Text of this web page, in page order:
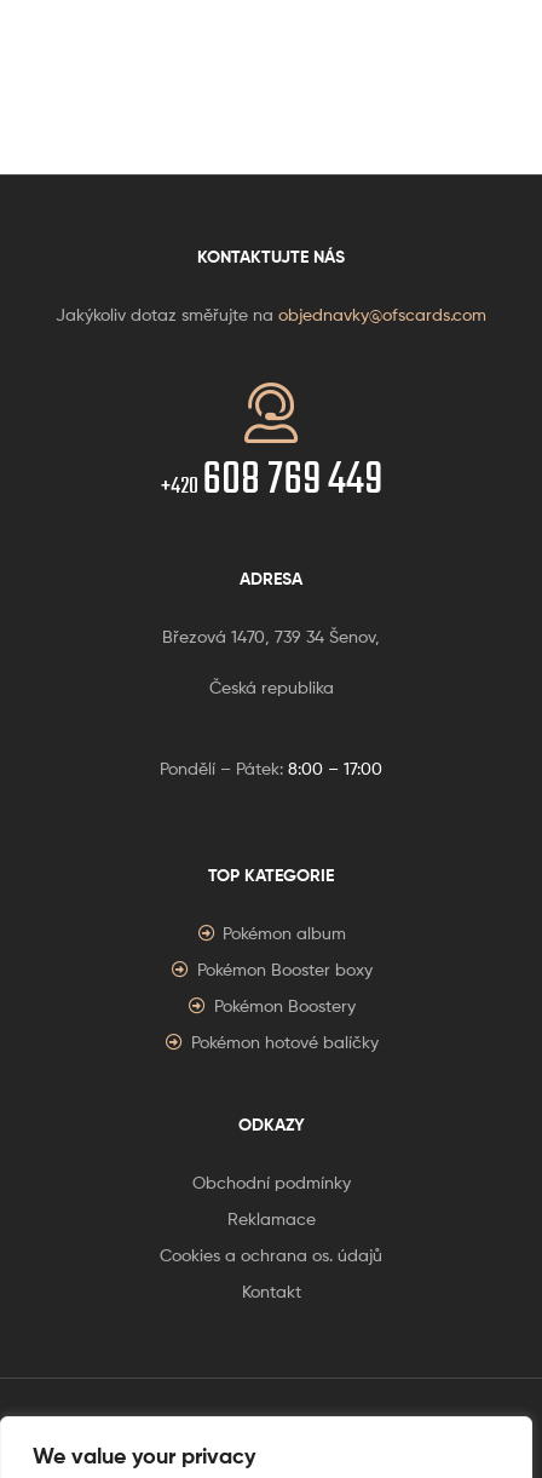
We value your privacy
KONTAKTUJTE NÁS
Jakýkoliv dotaz směřujte na objednavky@ofscards.com
+420 608 769 449
ADRESA
Březová 1470, 739 34 Šenov,
Česká republika
Pondělí – Pátek: 8:00 – 17:00
TOP KATEGORIE
Pokémon album
Pokémon Booster boxy
Pokémon Boostery
Pokémon hotové balíčky
ODKAZY
Obchodní podmínky
Reklamace
Cookies a ochrana os. údajů
Kontakt
tento web je vytvořen úplnějinak